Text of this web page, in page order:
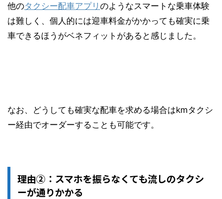
他のタクシー配車アプリ のようなスマートな乗車体験
は難しく、個人的には迎車料金がかかっても確実に乗
車できるほうがベネフィットがあると感じました。
なお、どうしても確実な配車を求める場合はkmタクシ
ー経由でオーダーすることも可能です。
理由②：スマホを振らなくても流しのタクシ
ーが通りかかる